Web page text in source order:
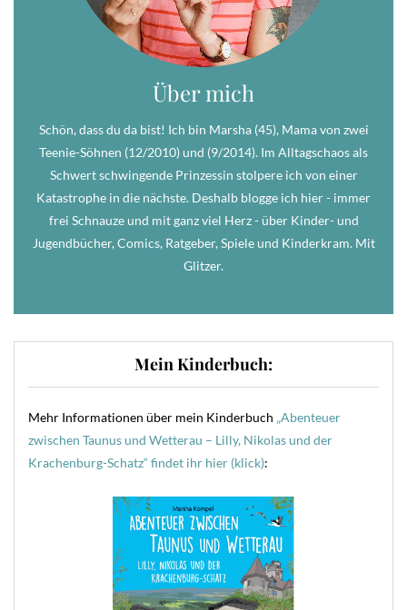
Über mich
Schön, dass du da bist! Ich bin Marsha (45), Mama von zwei
Teenie-Söhnen (12/2010) und (9/2014). Im Alltagschaos als
Schwert schwingende Prinzessin stolpere ich von einer
Katastrophe in die nächste. Deshalb blogge ich hier - immer
frei Schnauze und mit ganz viel Herz - über Kinder- und
Jugendbücher, Comics, Ratgeber, Spiele und Kinderkram. Mit
Glitzer.
Mein Kinderbuch:
Mehr Informationen über mein Kinderbuch „Abenteuer
zwischen Taunus und Wetterau – Lilly, Nikolas und der
Krachenburg-Schatz“ findet ihr hier (klick):